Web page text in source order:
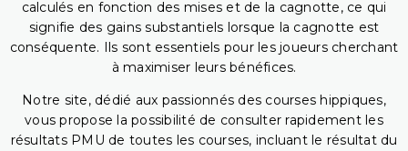
calculés en fonction des mises et de la cagnotte, ce qui
signifie des gains substantiels lorsque la cagnotte est
conséquente. Ils sont essentiels pour les joueurs cherchant
à maximiser leurs bénéfices.
Notre site, dédié aux passionnés des courses hippiques,
vous propose la possibilité de consulter rapidement les
résultats PMU de toutes les courses, incluant le résultat du